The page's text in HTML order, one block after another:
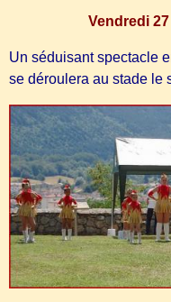
Vendredi
Un séduisant spectacle
se déroulera au stade le